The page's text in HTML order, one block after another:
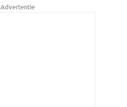
Advertentie